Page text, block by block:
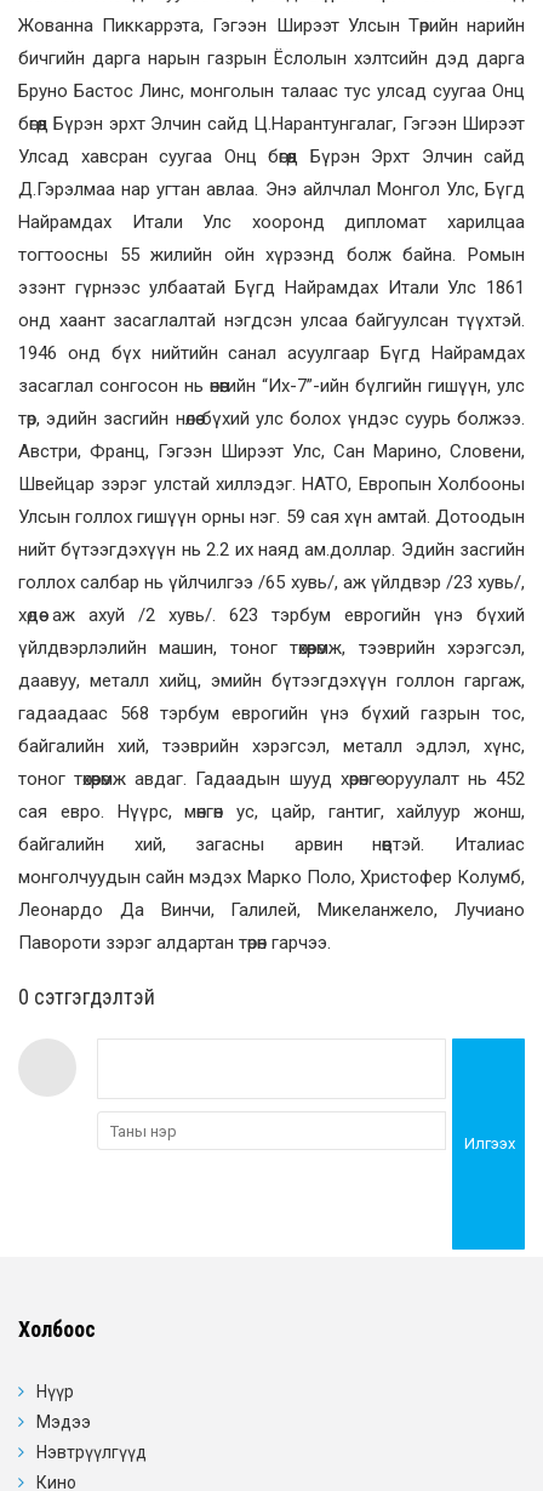
Жованна Пиккаррэта, Гэгээн Ширээт Улсын Төрийн нарийн
бичгийн дарга нарын газрын Ёслолын хэлтсийн дэд дарга
Бруно Бастос Линс, монголын талаас тус улсад суугаа Онц
бөгөөд Бүрэн эрхт Элчин сайд Ц.Нарантунгалаг, Гэгээн Ширээт
Улсад хавсран суугаа Онц бөгөөд Бүрэн Эрхт Элчин сайд
Д.Гэрэлмаа нар угтан авлаа. Энэ айлчлал Монгол Улс, Бүгд
Найрамдах Итали Улс хооронд дипломат харилцаа
тогтоосны 55 жилийн ойн хүрээнд болж байна. Ромын
эзэнт гүрнээс улбаатай Бүгд Найрамдах Итали Улс 1861
онд хаант засаглалтай нэгдсэн улсаа байгуулсан түүхтэй.
1946 онд бүх нийтийн санал асуулгаар Бүгд Найрамдах
засаглал сонгосон нь өнөөгийн “Их-7”-ийн бүлгийн гишүүн, улс
төр, эдийн засгийн нөлөө бүхий улс болох үндэс суурь болжээ.
Австри, Франц, Гэгээн Ширээт Улс, Сан Марино, Словени,
Швейцар зэрэг улстай хиллэдэг. НАТО, Европын Холбооны
Улсын голлох гишүүн орны нэг. 59 сая хүн амтай. Дотоодын
нийт бүтээгдэхүүн нь 2.2 их наяд ам.доллар. Эдийн засгийн
голлох салбар нь үйлчилгээ /65 хувь/, аж үйлдвэр /23 хувь/,
хөдөө аж ахуй /2 хувь/. 623 тэрбум еврогийн үнэ бүхий
үйлдвэрлэлийн машин, тоног төхөөрөмж, тээврийн хэрэгсэл,
даавуу, металл хийц, эмийн бүтээгдэхүүн голлон гаргаж,
гадаадаас 568 тэрбум еврогийн үнэ бүхий газрын тос,
байгалийн хий, тээврийн хэрэгсэл, металл эдлэл, хүнс,
тоног төхөөрөмж авдаг. Гадаадын шууд хөрөнгө оруулалт нь 452
сая евро. Нүүрс, мөнгөн ус, цайр, гантиг, хайлуур жонш,
байгалийн хий, загасны арвин нөөцтэй. Италиас
монголчуудын сайн мэдэх Марко Поло, Христофер Колумб,
Леонардо Да Винчи, Галилей, Микеланжело, Лучиано
Павороти зэрэг алдартан төрөн гарчээ.
0 cэтгэгдэлтэй
Илгээх
Холбоос
Нүүр
Мэдээ
Нэвтрүүлгүүд
Кино